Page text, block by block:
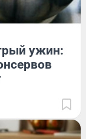
ужин: